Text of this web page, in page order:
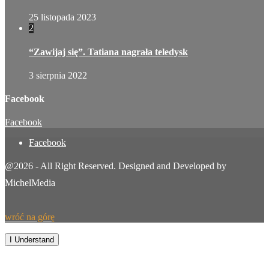
25 listopada 2023
2
“Zawijaj się”. Tatiana nagrała teledysk
3 sierpnia 2022
Facebook
Facebook
Facebook
@2026 - All Right Reserved. Designed and Developed by
MichelMedia
wróć na górę
I Understand